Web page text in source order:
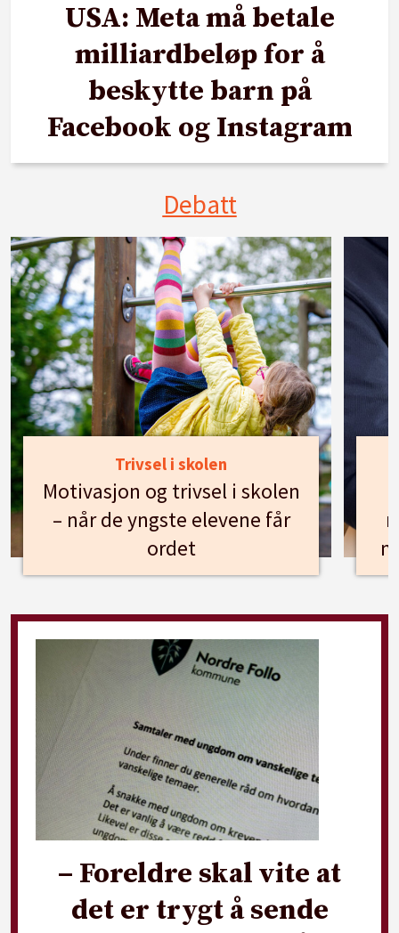
USA: Meta må betale
milliardbeløp for å
beskytte barn på
Facebook og Instagram
Debatt
Trivsel i skolen
Motivasjon og trivsel i skolen
– når de yngste elevene får
ordet
– Foreldre skal vite at
det er trygt å sende